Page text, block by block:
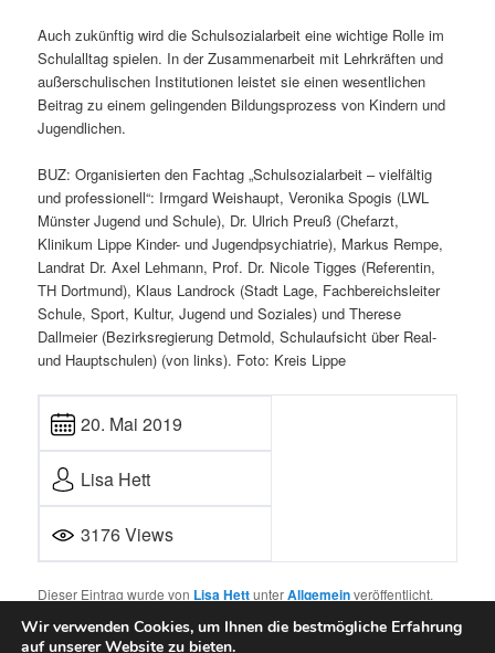
Auch zukünftig wird die Schulsozialarbeit eine wichtige Rolle im
Schulalltag spielen. In der Zusammenarbeit mit Lehrkräften und
außerschulischen Institutionen leistet sie einen wesentlichen
Beitrag zu einem gelingenden Bildungsprozess von Kindern und
Jugendlichen.
BUZ: Organisierten den Fachtag „Schulsozialarbeit – vielfältig
und professionell“: Irmgard Weishaupt, Veronika Spogis (LWL
Münster Jugend und Schule), Dr. Ulrich Preuß (Chefarzt,
Klinikum Lippe Kinder- und Jugendpsychiatrie), Markus Rempe,
Landrat Dr. Axel Lehmann, Prof. Dr. Nicole Tigges (Referentin,
TH Dortmund), Klaus Landrock (Stadt Lage, Fachbereichsleiter
Schule, Sport, Kultur, Jugend und Soziales) und Therese
Dallmeier (Bezirksregierung Detmold, Schulaufsicht über Real-
und Hauptschulen) (von links). Foto: Kreis Lippe
20. Mai 2019
Lisa Hett
3176 Views
Dieser Eintrag wurde von Lisa HettunterAllgemeinveröffentlicht.
Wir verwenden Cookies, um Ihnen die bestmögliche Erfahrung
auf unserer Website zu bieten.